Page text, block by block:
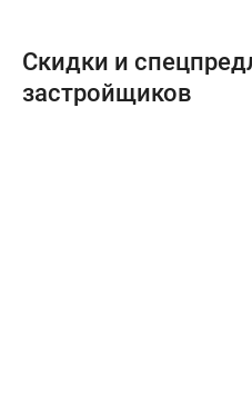
Скидки и
застройщиков